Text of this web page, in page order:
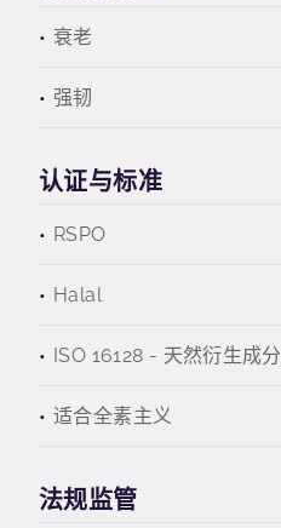
衰老
强韧
认证与标准
RSPO
Halal
ISO 16128 - 天然衍生成分
适合全素主义
法规监管